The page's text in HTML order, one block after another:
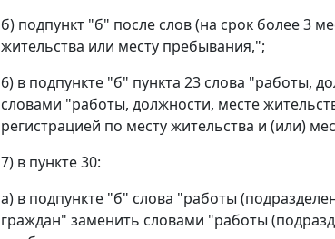
б) подпункт "б" после слов (на срок более 3
жительства или месту пребывания,";
6) в подпункте "б" пункта 23 слова "работы,
словами "работы, должности, месте
регистрацией по месту жительства и (или)
7) в пункте 30:
а) в подпункте "б" слова "работы
граждан" заменить словами "работы